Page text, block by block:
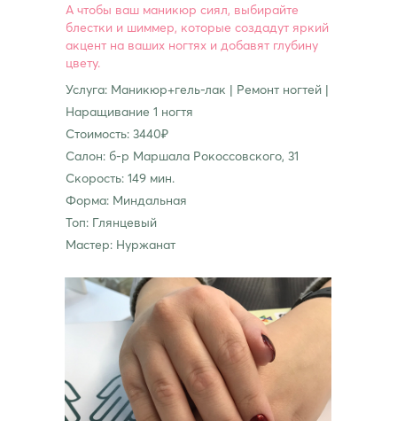
Услуга: Маникюр+гель-лак | Ремонт ногтей |
Наращивание 1 ногтя
Стоимость: 3440₽
Салон: б-р Маршала Рокоссовского, 31
Скорость: 149 мин.
Форма: Миндальная
Топ: Глянцевый
Мастер: Нуржанат
А чтобы ваш маникюр сиял, выбирайте
блестки и шиммер, которые создадут яркий
акцент на ваших ногтях и добавят глубину
цвету.